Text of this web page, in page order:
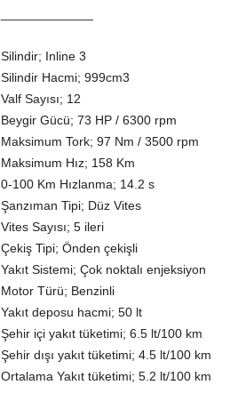
Silindir; Inline 3
Silindir Hacmi; 999cm3
Valf Sayısı; 12
Beygir Gücü; 73 HP / 6300 rpm
Maksimum Tork; 97 Nm / 3500 rpm
Maksimum Hız; 158 Km
0-100 Km Hızlanma; 14.2 s
Şanzıman Tipi; Düz Vites
Vites Sayısı; 5 ileri
Çekiş Tipi; Önden çekişli
Yakıt Sistemi; Çok noktalı enjeksiyon
Motor Türü; Benzinli
Yakıt deposu hacmi; 50 lt
Şehir içi yakıt tüketimi; 6.5 lt/100 km
Şehir dışı yakıt tüketimi; 4.5 lt/100 km
Ortalama Yakıt tüketimi; 5.2 lt/100 km